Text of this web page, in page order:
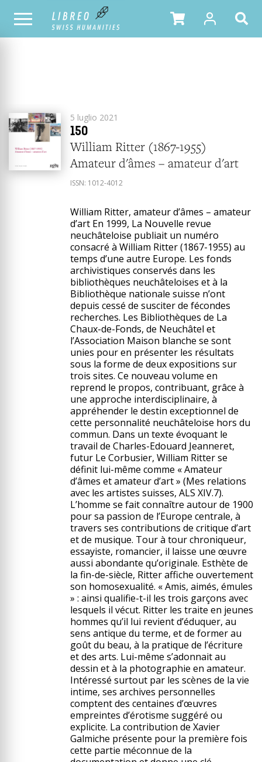
TOUS LES NUMÉROS YEAR
5 luglio 2021
150
William Ritter (1867-1955)
Amateur d'âmes – amateur d'art
ISSN: 1012-4012
William Ritter, amateur d’âmes – amateur
d’art En 1999, La Nouvelle revue
neuchâteloise publiait un numéro
consacré à William Ritter (1867-1955) au
temps d’une autre Europe. Les fonds
archivistiques conservés dans les
bibliothèques neuchâteloises et à la
Bibliothèque nationale suisse n’ont
depuis cessé de susciter de fécondes
recherches. Les Bibliothèques de La
Chaux-de-Fonds, de Neuchâtel et
l’Association Maison blanche se sont
unies pour en présenter les résultats
sous la forme de deux expositions sur
trois sites. Ce nouveau volume en
reprend le propos, contribuant, grâce à
une approche interdisciplinaire, à
appréhender le destin exceptionnel de
cette personnalité neuchâteloise hors du
commun. Dans un texte évoquant le
travail de Charles-Edouard Jeanneret,
futur Le Corbusier, William Ritter se
définit lui-même comme « Amateur
d’âmes et amateur d’art » (Mes relations
avec les artistes suisses, ALS XIV.7).
L’homme se fait connaître autour de 1900
pour sa passion de l’Europe centrale, à
travers ses contributions de critique d’art
et de musique. Tour à tour chroniqueur,
essayiste, romancier, il laisse une œuvre
aussi abondante qu’originale. Esthète de
la fin-de-siècle, Ritter affiche ouvertement
son homosexualité. « Amis, aimés, émules
» : ainsi qualifie-t-il les trois garçons avec
lesquels il vécut. Ritter les traite en jeunes
hommes qu’il lui revient d’éduquer, au
sens antique du terme, et de former au
goût du beau, à la pratique de l’écriture
et des arts. Lui-même s’adonnait au
dessin et à la photographie en amateur.
Intéressé surtout par les scènes de la vie
intime, ses archives personnelles
comptent des centaines d’œuvres
empreintes d’érotisme suggéré ou
explicite. La contribution de Xavier
Galmiche présente pour la première fois
cette partie méconnue de la